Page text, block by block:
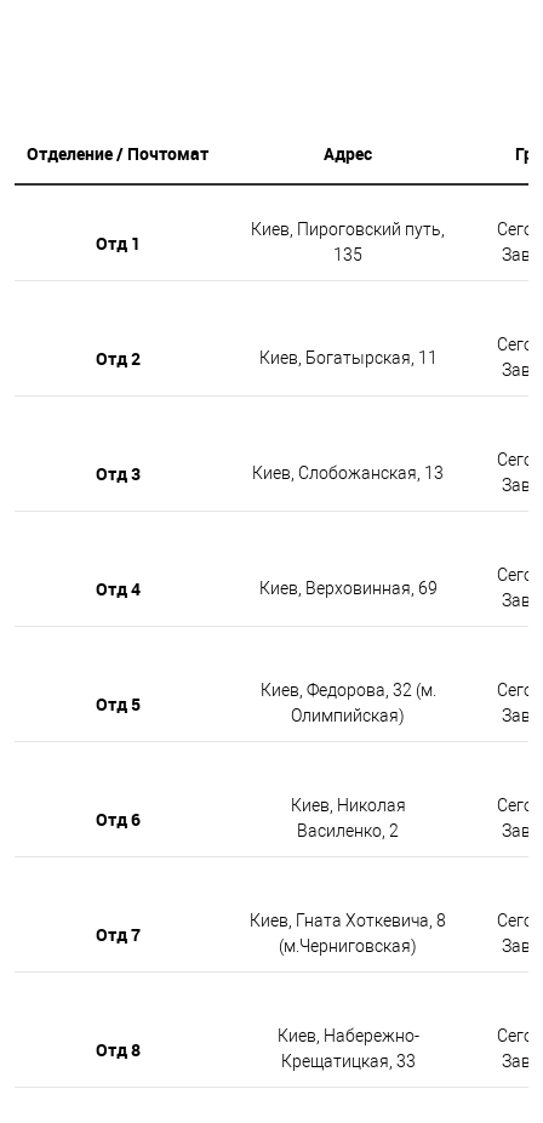
Отделение / Почтомат Адрес
Отд 1
Киев, Пироговский путь,
135
Отд 2 Киев, Богатырская, 11
Отд 3 Киев, Слобожанская, 13
Отд 4 Киев, Верховинная, 69
Отд 5
Киев, Федорова, 32 (м.
Олимпийская)
Отд 6
Киев, Николая
Василенко, 2
Отд 7
Киев, Гната Хоткевича, 8
(м.Черниговская)
Отд 8
Киев, Набережно-
Крещатицкая, 33